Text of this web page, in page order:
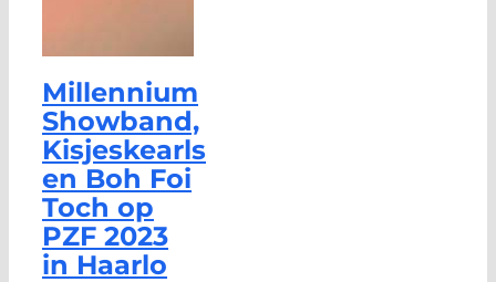
Millennium
Showband,
Kisjeskearls
en Boh Foi
Toch op
PZF 2023
in Haarlo